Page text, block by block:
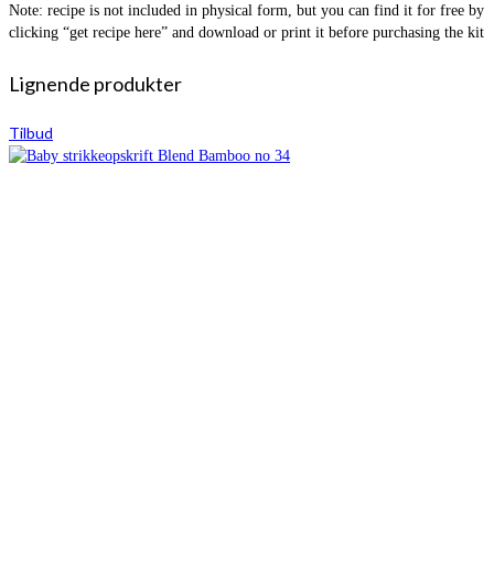
Note: recipe is not included in physical form, but you can find it for free by
clicking “get recipe here” and download or print it before purchasing the kit
Lignende produkter
Tilbud